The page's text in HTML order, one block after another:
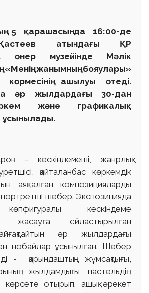
5 қарашасында 16:00-де
атындағы ҚР
өнер музейінде Мәлік
«Менің жанымның бояулары»
ашылуы өтеді.
әр жылдардағы 30-дан
және графикалық
- кескіндемеші, жанрлық
қайталанбас көркемдік
аяқталған композицияларды
портретші шебер. Экспозицияда
кескіндеме
жасауға ойластырылған
әр жылдардағы
нобайлар ұсынылған. Шебер
- қарындаштың жұмсақтығы,
жылдамдығы, пастельдің
көрсете отырып, ашық әрекет